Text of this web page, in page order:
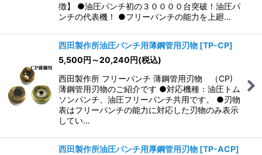
徴】 ●油圧パンチ初の３００００台突破！油圧パ
ンチの代表機！ ●フリーパンチの能力を上廻…
西田製作所油圧パンチ用薄鋼管用刃物 [TP-CP]
5,500円 ～20,240円(税込)
西田製作所 フリーパンチ 薄鋼管用刃物 （CP)
薄鋼管用刃物のご紹介です ●対応機種：油圧トム
ソンパンチ、油圧フリーパンチ共用です。 ●刃物
表はフリーパンチの能力に対応した刃物のみ表示
してい…
西田製作所油圧パンチ用厚鋼管用刃物 [TP-ACP]